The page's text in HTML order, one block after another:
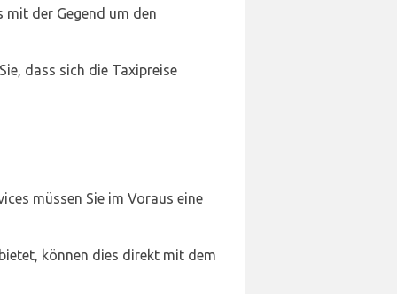
der Gegend um den
dass sich die Taxipreise
müssen Sie im Voraus eine
können dies direkt mit dem